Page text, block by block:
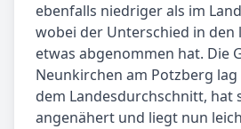
ebenfalls niedriger als im
wobei der Unterschied in den
etwas abgenommen hat. Die
Neunkirchen am Potzberg
dem Landesdurchschnitt, hat
angenähert und liegt nun